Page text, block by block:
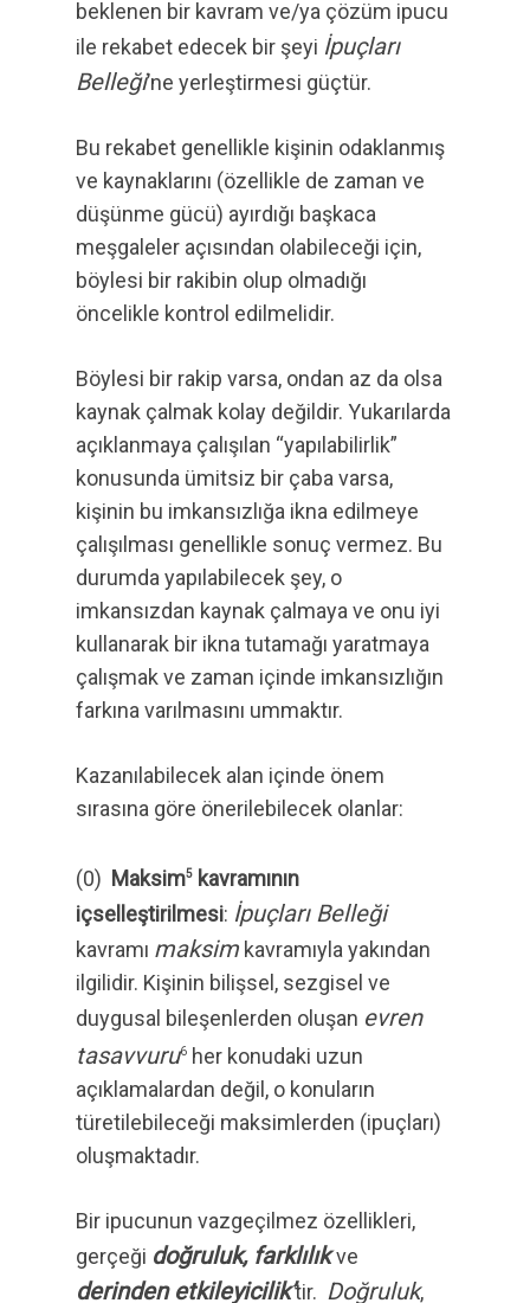
beklenen bir kavram ve/ya çözüm ipucu
ile rekabet edecek bir şeyi İpuçları
Belleği’ne yerleştirmesi güçtür.
Bu rekabet genellikle kişinin odaklanmış
ve kaynaklarını (özellikle de zaman ve
düşünme gücü) ayırdığı başkaca
meşgaleler açısından olabileceği için,
böylesi bir rakibin olup olmadığı
öncelikle kontrol edilmelidir.
Böylesi bir rakip varsa, ondan az da olsa
kaynak çalmak kolay değildir. Yukarılarda
açıklanmaya çalışılan “yapılabilirlik”
konusunda ümitsiz bir çaba varsa,
kişinin bu imkansızlığa ikna edilmeye
çalışılması genellikle sonuç vermez. Bu
durumda yapılabilecek şey, o
imkansızdan kaynak çalmaya ve onu iyi
kullanarak bir ikna tutamağı yaratmaya
çalışmak ve zaman içinde imkansızlığın
farkına varılmasını ummaktır.
Kazanılabilecek alan içinde önem
sırasına göre önerilebilecek olanlar:
(0) Maksim5
kavramının
içselleştirilmesi: İpuçları Belleği
kavramı maksim kavramıyla yakından
ilgilidir. Kişinin bilişsel, sezgisel ve
duygusal bileşenlerden oluşan evren
tasavvuru6 her konudaki uzun
açıklamalardan değil, o konuların
türetilebileceği maksimlerden (ipuçları)
oluşmaktadır.
Bir ipucunun vazgeçilmez özellikleri,
gerçeği doğruluk, farklılıkve
derinden etkileyicilik’tir. Doğruluk,